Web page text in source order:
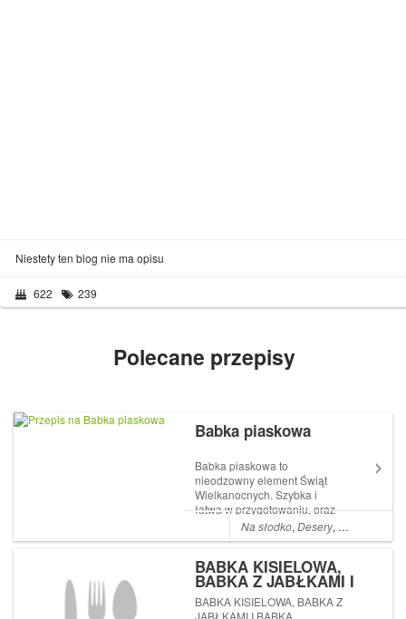
Niestety ten blog nie ma opisu
622 239
Polecane przepisy
Babka piaskowa
Babka piaskowa to
nieodzowny element Świąt
Wielkanocnych. Szybka i
łatwa w przygotowaniu, oraz
pyszna w smaku. Ideał
Artykuł Babka piaskowa
Na słodko,Desery, Wielkanoc
BABKA KISIELOWA,
BABKA Z JABŁKAMI I
BABKA MAJONEZOWA –
TRZY NAJLEPSZE
BABKA KISIELOWA, BABKA Z
JABŁKAMI I BABKA